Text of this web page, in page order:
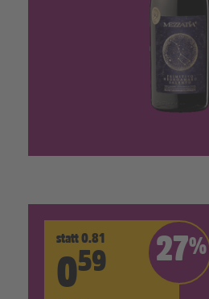
27%
statt 0.81
059